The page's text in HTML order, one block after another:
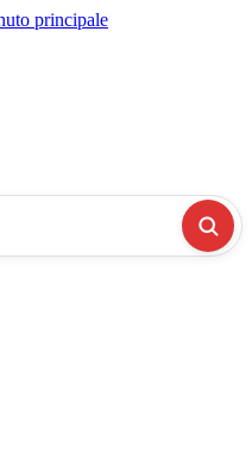
principale